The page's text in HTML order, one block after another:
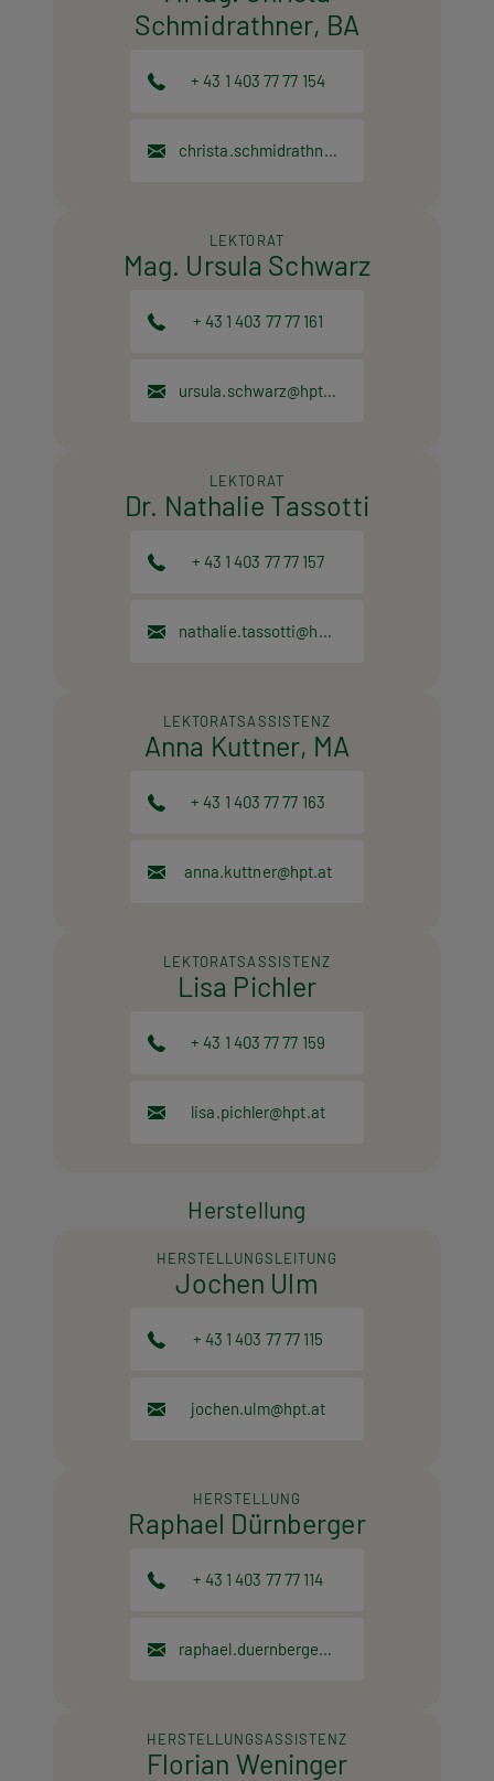
Schmidrathner, BA
+ 43 1 403 77 77 154
christa.schmidrathner@hpt.at
LEKTORAT
Mag. Ursula Schwarz
+ 43 1 403 77 77 161
ursula.schwarz@hpt.at
LEKTORAT
Dr. Nathalie Tassotti
+ 43 1 403 77 77 157
nathalie.tassotti@hpt.at
LEKTORATSASSISTENZ
Anna Kuttner, MA
+ 43 1 403 77 77 163
anna.kuttner@hpt.at
LEKTORATSASSISTENZ
Lisa Pichler
+ 43 1 403 77 77 159
lisa.pichler@hpt.at
Herstellung
HERSTELLUNGSLEITUNG
Jochen Ulm
+ 43 1 403 77 77 115
jochen.ulm@hpt.at
HERSTELLUNG
Raphael Dürnberger
+ 43 1 403 77 77 114
raphael.duernberger@hpt.at
HERSTELLUNGSASSISTENZ
Florian Weninger